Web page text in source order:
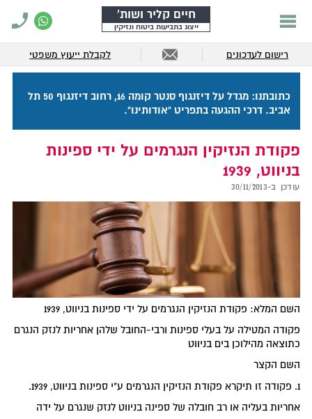
חיים קליר ושות'
ייצוג בתביעות ביטוח ונזיקין
רישום לעדכונים לקבלת ייעוץ משפטי
כתובתנו: מגדל על דיזנגוף סנטר קומה 16, רחוב דיזנגוף 50 תל
אביב. דרכי ההגעה בתפריט "אודותינו".
פקודת הנזיקין הנגרמים על ידי ספינות
בניווט, 1939
עודכן ב-30/11/2013
השם המלא: פקודת הנזיקין הנגרמים על ידי ספינות בניווט, 1939
פקודה המטילה על בעלי ספינות ורבי-החובל שלהן אחריות לנזק הנגרם
כתוצאה מהילוכן בים בניווט
השם הקצר
1. פקודה זו תיקרא פקודת הנזיקין הנגרמים ע"י ספינות בניווט, 1939.
אחריות בעליה או רב חובלה של ספינה בניווט לנזק שנגרם על ידה